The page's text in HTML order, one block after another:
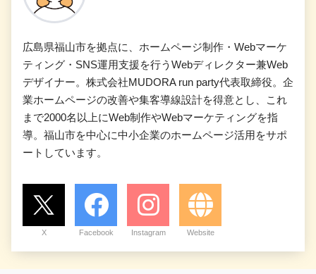
広島県福山市を拠点に、ホームページ制作・Webマーケ
ティング・SNS運用支援を行うWebディレクター兼Web
デザイナー。株式会社MUDORA run party代表取締役。企
業ホームページの改善や集客導線設計を得意とし、これ
まで2000名以上にWeb制作やWebマーケティングを指
導。福山市を中心に中小企業のホームページ活用をサポ
ートしています。
X Facebook Instagram Website